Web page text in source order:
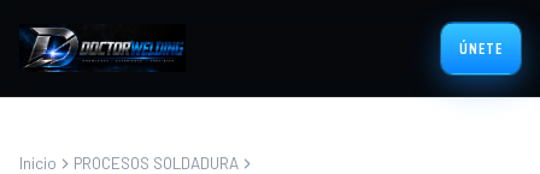
ÚNETE
Inicio
PROCESOS SOLDADURA